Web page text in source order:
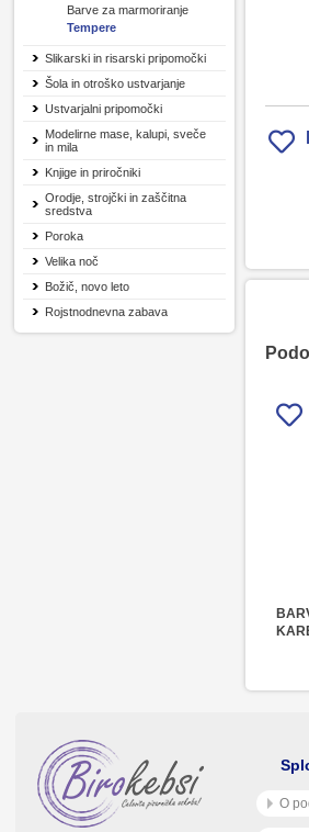
Barve za marmoriranje
Tempere
Slikarski in risarski pripomočki
Šola in otroško ustvarjanje
Ustvarjalni pripomočki
Modelirne mase, kalupi, sveče
in mila
Knjige in priročniki
Orodje, strojčki in zaščitna
sredstva
Poroka
Velika noč
Božič, novo leto
Rojstnodnevna zabava
O